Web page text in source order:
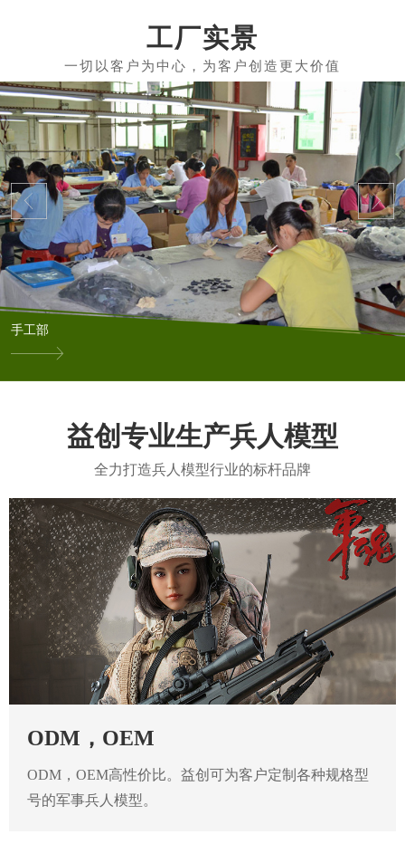
工厂实景
手工部
益创专业生产兵人模型
全力打造兵人模型行业的标杆品牌
ODM，OEM
ODM，OEM高性价比。益创可为客户定制各种规格型
号的军事兵人模型。